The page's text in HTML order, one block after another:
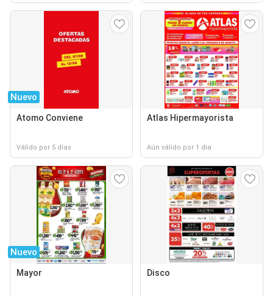
Nuevo
Atomo Conviene
Válido por 5 días
Atlas Hipermayorista
Aún válido por 1 día
Nuevo
Mayor Disco